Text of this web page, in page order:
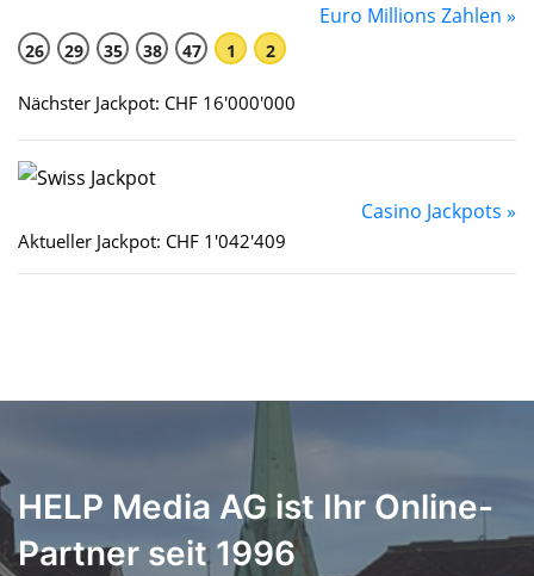
Euro Millions Zahlen »
26 29 35 38 47 1 2
Nächster Jackpot: CHF 16'000'000
Casino Jackpots »
Aktueller Jackpot: CHF 1'042'409
HELP Media AG ist Ihr Online-
Partner seit 1996